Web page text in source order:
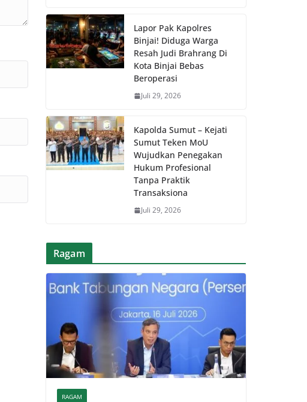
Lapor Pak Kapolres
Binjai! Diduga Warga
Resah Judi Brahrang Di
Kota Binjai Bebas
Beroperasi
Juli 29, 2026
Kapolda Sumut – Kejati
Sumut Teken MoU
Wujudkan Penegakan
Hukum Profesional
Tanpa Praktik
Transaksiona
Juli 29, 2026
Ragam
RAGAM